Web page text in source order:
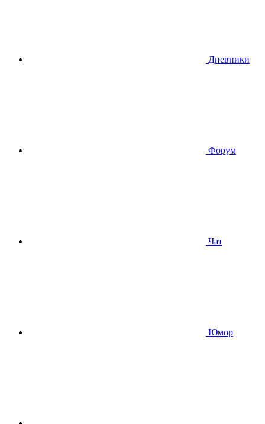
Дневники
Форум
Чат
Юмор